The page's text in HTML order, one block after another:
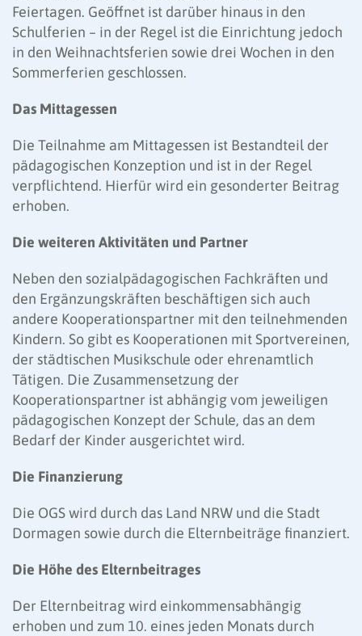
Feiertagen. Geöffnet ist darüber hinaus in den
Schulferien – in der Regel ist die Einrichtung jedoch
in den Weihnachtsferien sowie drei Wochen in den
Sommerferien geschlossen.
Das Mittagessen
Die Teilnahme am Mittagessen ist Bestandteil der
pädagogischen Konzeption und ist in der Regel
verpflichtend. Hierfür wird ein gesonderter Beitrag
erhoben.
Die weiteren Aktivitäten und Partner
Neben den sozialpädagogischen Fachkräften und
den Ergänzungskräften beschäftigen sich auch
andere Kooperationspartner mit den teilnehmenden
Kindern. So gibt es Kooperationen mit Sportvereinen,
der städtischen Musikschule oder ehrenamtlich
Tätigen. Die Zusammensetzung der
Kooperationspartner ist abhängig vom jeweiligen
pädagogischen Konzept der Schule, das an dem
Bedarf der Kinder ausgerichtet wird.
Die Finanzierung
Die OGS wird durch das Land NRW und die Stadt
Dormagen sowie durch die Elternbeiträge finanziert.
Die Höhe des Elternbeitrages
Der Elternbeitrag wird einkommensabhängig
erhoben und zum 10. eines jeden Monats durch